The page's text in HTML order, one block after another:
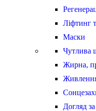
Ліфтинг
Маски
Чутлива
Жирна,
Догляд